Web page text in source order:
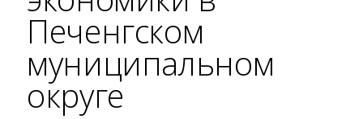
Печенгском
муниципальном
округе